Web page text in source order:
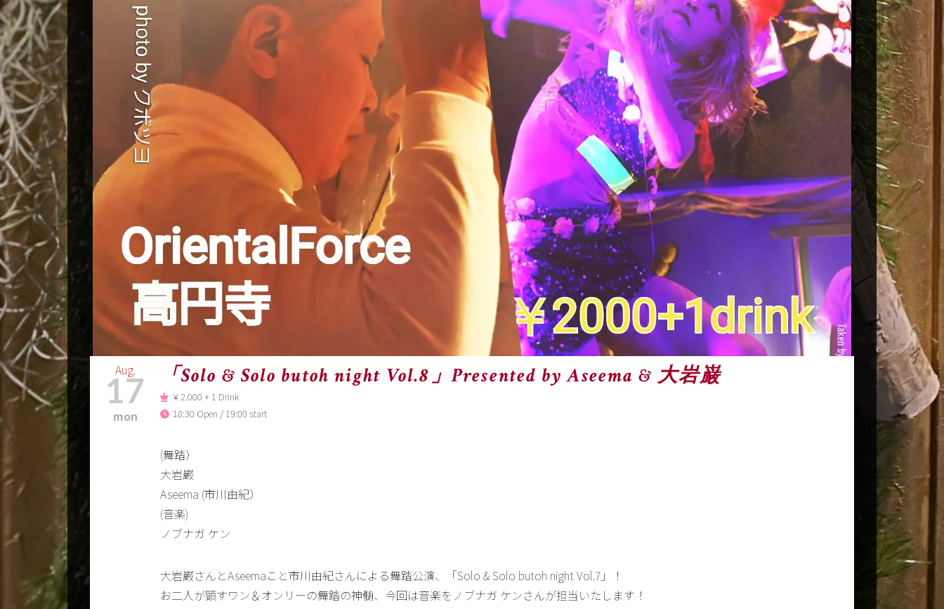
Aug.
17
mon
「Solo & Solo butoh night Vol.8」Presented by Aseema & 大岩巌
￥2.000 + 1 Drink
18:30 Open / 19:00 start
(舞踏）
大岩巌
Aseema (市川由紀）
(音楽)
ノブナガ ケン
大岩巌さんとAseemaこと市川由紀さんによる舞踏公演、「Solo & Solo butoh night Vol.7」！
お二人が顕すワン＆オンリーの舞踏の神髄、今回は音楽をノブナガ ケンさんが担当いたします！